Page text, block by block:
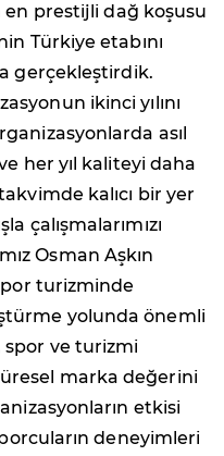
en prestijli dağ koşusu
Türkiye etabını
gerçekleştirdik.
ikinci yılını
asıl
her yıl kaliteyi daha
kalıcı bir yer
çalışmalarımızı
Osman Aşkın
turizminde
yolunda önemli
spor ve turizmi
marka değerini
etkisi
deneyimleri